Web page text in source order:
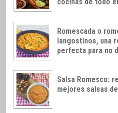
Romescada o
langostinos, una
perfecta para no
Salsa Romesco:
mejores salsas